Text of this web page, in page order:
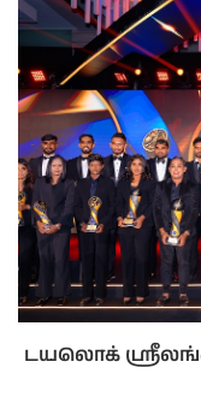
டயலொக் ஸ்ரீலங்கா